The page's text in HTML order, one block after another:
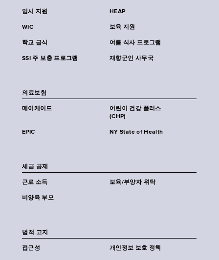
임시 지원 HEAP
WIC 보육 지원
학교 급식 여름 식사 프로그램
SSI 주 보충 프로그램 재향군인 사무국
의료보험
메이케이드
어린이 건강 플러스
(CHP)
EPIC NY State of Health
세금 공제
근로 소득 보육/부양자 위탁
비양육 부모
법적 고지
접근성 개인정보 보호 정책